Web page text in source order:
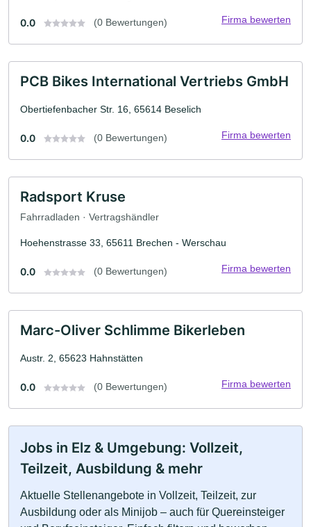
0.0 (0 Bewertungen) Firma bewerten
PCB Bikes International Vertriebs GmbH
Obertiefenbacher Str. 16, 65614 Beselich
0.0 (0 Bewertungen) Firma bewerten
Radsport Kruse
Fahrradladen · Vertragshändler
Hoehenstrasse 33, 65611 Brechen - Werschau
0.0 (0 Bewertungen) Firma bewerten
Marc-Oliver Schlimme Bikerleben
Austr. 2, 65623 Hahnstätten
0.0 (0 Bewertungen) Firma bewerten
Jobs in Elz & Umgebung: Vollzeit,
Teilzeit, Ausbildung & mehr
Aktuelle Stellenangebote in Vollzeit, Teilzeit, zur
Ausbildung oder als Minijob – auch für Quereinsteiger